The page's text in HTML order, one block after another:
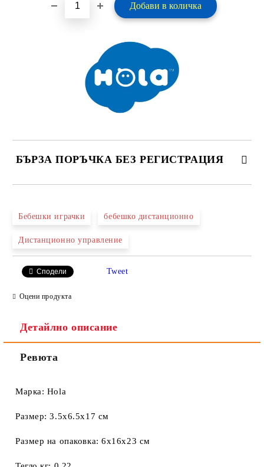
БЪРЗА ПОРЪЧКА БЕЗ РЕГИСТРАЦИЯ
Ние ще се свържем с вас в рамките на работния ден.
Бебешки играчки бебешко дистанционно
Дистанционно управление
Сподели Tweet
Оцени продукта
Детайлно описание
Ревюта
Марка: Hola
Размер: 3.5x6.5x17 см
Размер на опаковка: 6x16x23 см